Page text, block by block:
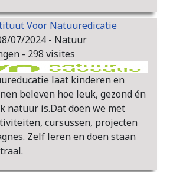
Voor Natuuredicatie
07/2024 - Natuur
- 298 visites
laat kinderen en
beleven hoe leuk, gezond én
natuur is.Dat doen we met
cursussen, projecten
Zelf leren en doen staan